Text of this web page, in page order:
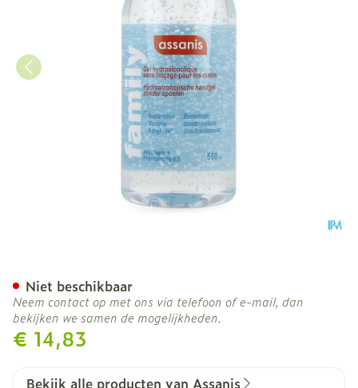
€ 14,83
Niet beschikbaar
Neem contact op met ons via telefoon of e-mail, dan
bekijken we samen de mogelijkheden.
Bekijk alle producten van Assanis